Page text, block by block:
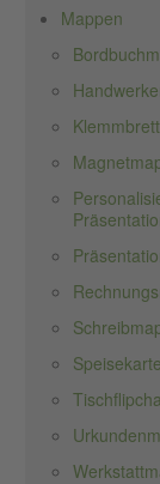
Mappen